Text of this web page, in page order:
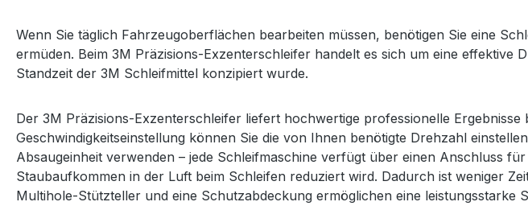
Wenn Sie täglich Fahrzeugoberflächen bearbeiten müssen, benötigen Sie eine
ermüden. Beim 3M Präzisions-Exzenterschleifer handelt es sich um eine
Standzeit der 3M Schleifmittel konzipiert wurde.
Der 3M Präzisions-Exzenterschleifer liefert hochwertige professionelle
Geschwindigkeitseinstellung können Sie die von Ihnen benötigte Drehzahl
Absaugeinheit verwenden – jede Schleifmaschine verfügt über einen Anschluss
Staubaufkommen in der Luft beim Schleifen reduziert wird. Dadurch ist weniger
Multihole-Stützteller und eine Schutzabdeckung ermöglichen eine